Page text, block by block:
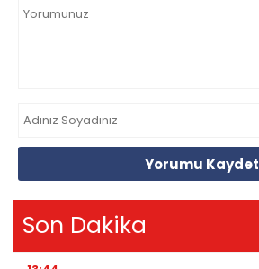
Yorumu Kaydet
Son Dakika